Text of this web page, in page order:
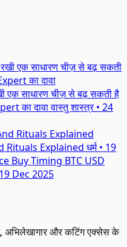
एक साधारण चीज़ से बढ़ सकती है
का दावावास्तु शास्त्र • 24
Rituals Explained धर्म • 19
BTC USD
19 Dec 2025
अभिलेखागार और कटिंग एक्सेस के